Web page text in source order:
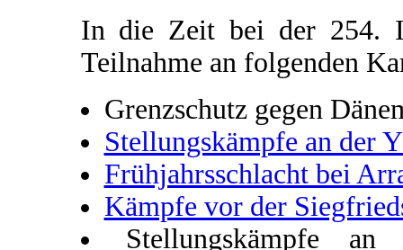
In die Zeit bei der 254.
Teilnahme an folgenden
Grenzschutz gegen
Stellungskämpfe an der
Frühjahrsschlacht bei
Kämpfe vor der
Stellungskämpfe